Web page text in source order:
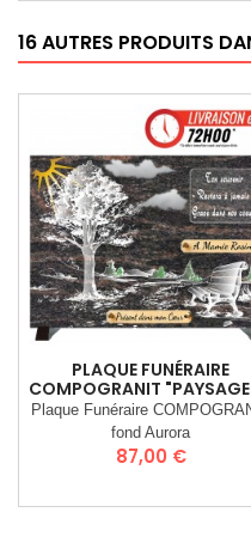
16 AUTRES PRODUITS
PLAQUE FUNÉRAIRE
COMPOGRANIT "PAYSAGE
BANC"
Plaque Funéraire
fond Aurora
Prix
87,00 €